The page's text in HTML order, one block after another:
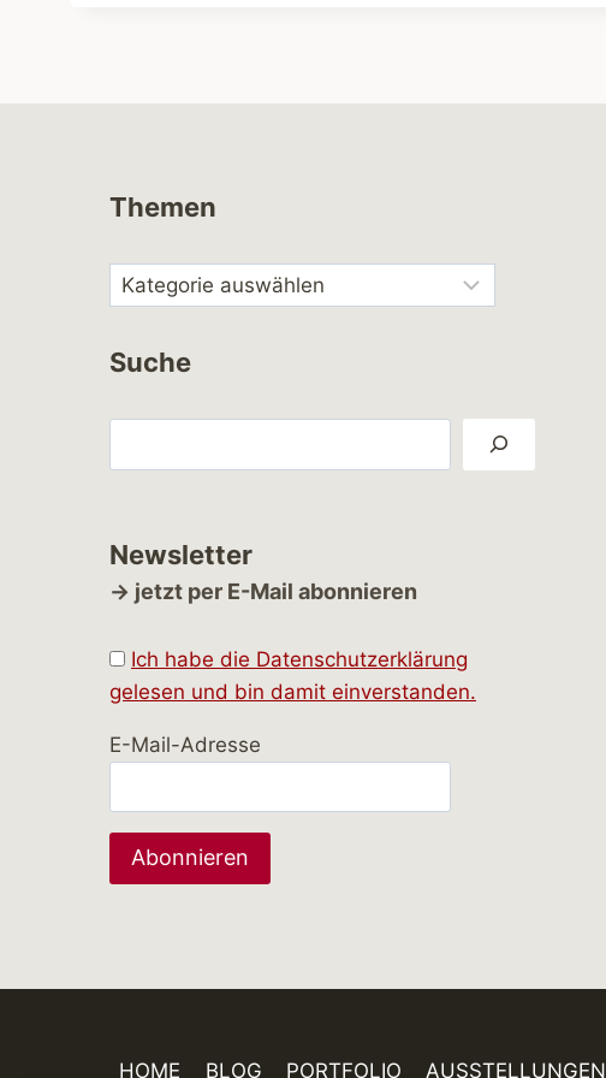
Themen
Suche
Newsletter
→ jetzt per E-Mail abonnieren
Ich habe die Datenschutzerklärung
gelesen und bin damit einverstanden.
E-Mail-Adresse
HOME BLOG PORTFOLIO AUSSTELLUNGEN